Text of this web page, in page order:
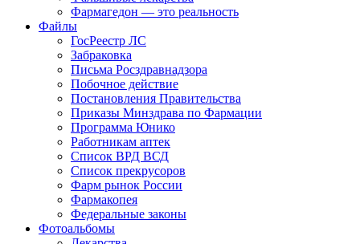
Фармагедон — это реальность
Файлы
ГосРеестр ЛС
Забраковка
Письма Росздравнадзора
Побочное действие
Постановления Правительства
Приказы Минздрава по Фармации
Программа Юнико
Работникам аптек
Список ВРД ВСД
Список прекрусоров
Фарм рынок России
Фармакопея
Федеральные законы
Фотоальбомы